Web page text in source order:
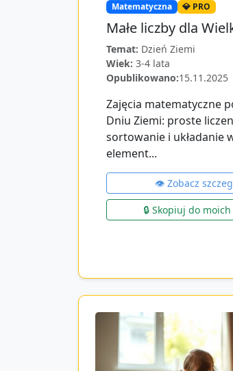
Matematyczna 💎 PRO
Małe liczby dla
Temat: Dzień Ziemi
Wiek: 3-4 lata
Opublikowano:15.11.2025
Zajęcia matematyczne
Dniu Ziemi: proste
sortowanie i układanie
element...
👁️ Zobacz
🔒 Skopiuj do